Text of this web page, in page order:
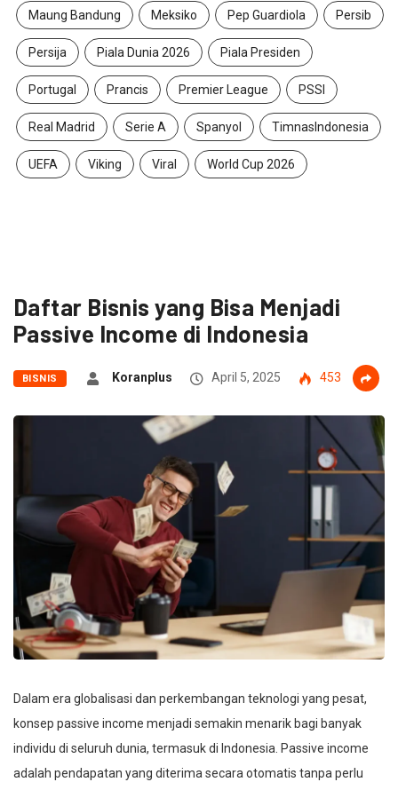
Maung Bandung Meksiko Pep Guardiola Persib
Persija Piala Dunia 2026 Piala Presiden
Portugal Prancis Premier League PSSI
Real Madrid Serie A Spanyol TimnasIndonesia
UEFA Viking Viral World Cup 2026
Daftar Bisnis yang Bisa Menjadi
Passive Income di Indonesia
BISNIS Koranplus April 5, 2025 453
Dalam era globalisasi dan perkembangan teknologi yang pesat,
konsep passive income menjadi semakin menarik bagi banyak
individu di seluruh dunia, termasuk di Indonesia. Passive income
adalah pendapatan yang diterima secara otomatis tanpa perlu